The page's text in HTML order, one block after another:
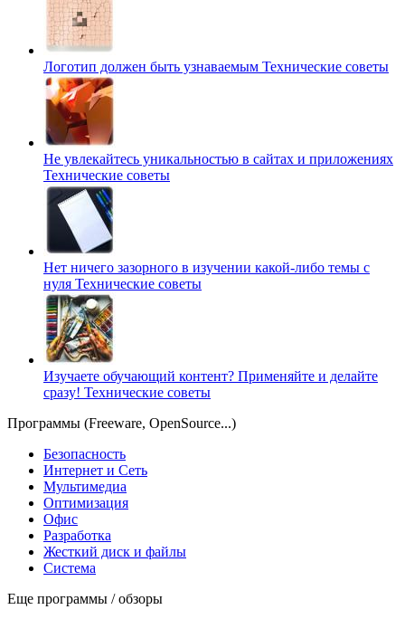
Логотип должен быть узнаваемым Технические советы
Не увлекайтесь уникальностью в сайтах и приложениях
Технические советы
Нет ничего зазорного в изучении какой-либо темы с
нуля Технические советы
Изучаете обучающий контент? Применяйте и делайте
сразу! Технические советы
Программы (Freeware, OpenSource...)
Безопасность
Интернет и Сеть
Мультимедиа
Оптимизация
Офис
Разработка
Жесткий диск и файлы
Система
Еще программы / обзоры